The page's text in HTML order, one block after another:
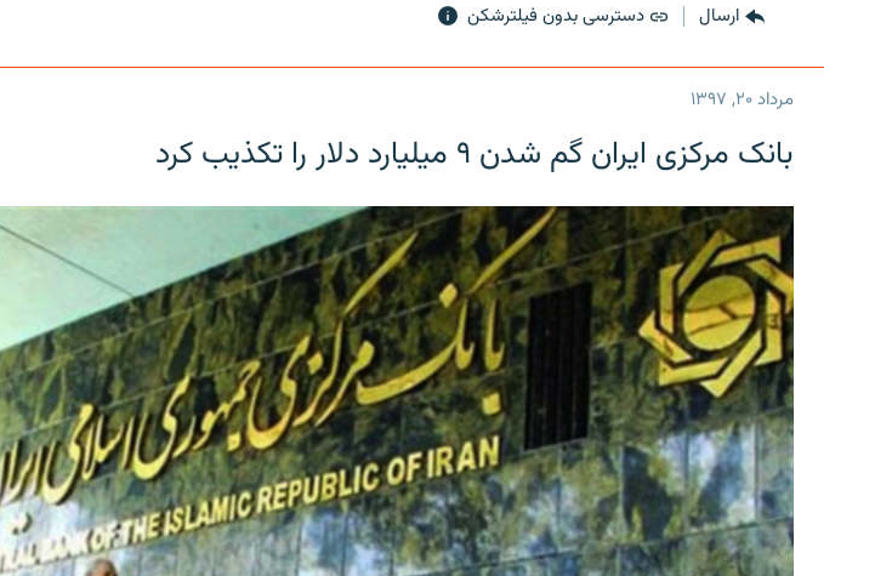
ارسال دسترسی بدون فیلترشکن
مرداد ۲۰, ۱۳۹۷
بانک مرکزی ایران گم شدن ۹ میلیارد دلار را تکذیب کرد